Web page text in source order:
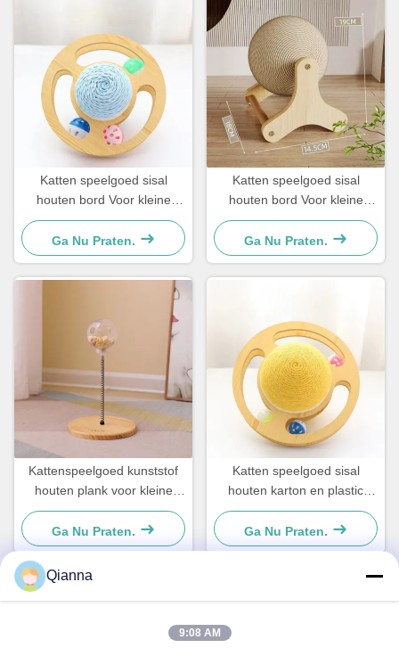
Katten speelgoed sisal
houten bord Voor kleine
honden en katten Eenvoudig
en praktisch
Ga Nu Praten.
Katten speelgoed sisal
houten bord Voor kleine
honden en katten Eenvoudig
en praktisch
Ga Nu Praten.
Kattenspeelgoed kunststof
houten plank voor kleine
honden en katten Eenvoudig
en praktisch
Ga Nu Praten.
Katten speelgoed sisal
houten karton en plastic
Voor kleine honden en
katten Eenvoudig en
praktisch
Ga Nu Praten.
Qianna
9:08 AM